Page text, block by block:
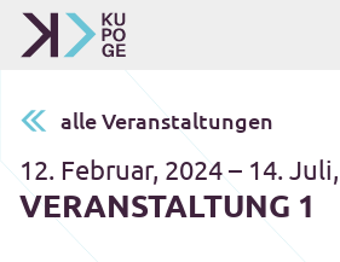
alle Veranstaltungen
12. Februar, 2024 – 14.
VERANSTALTUNG 1